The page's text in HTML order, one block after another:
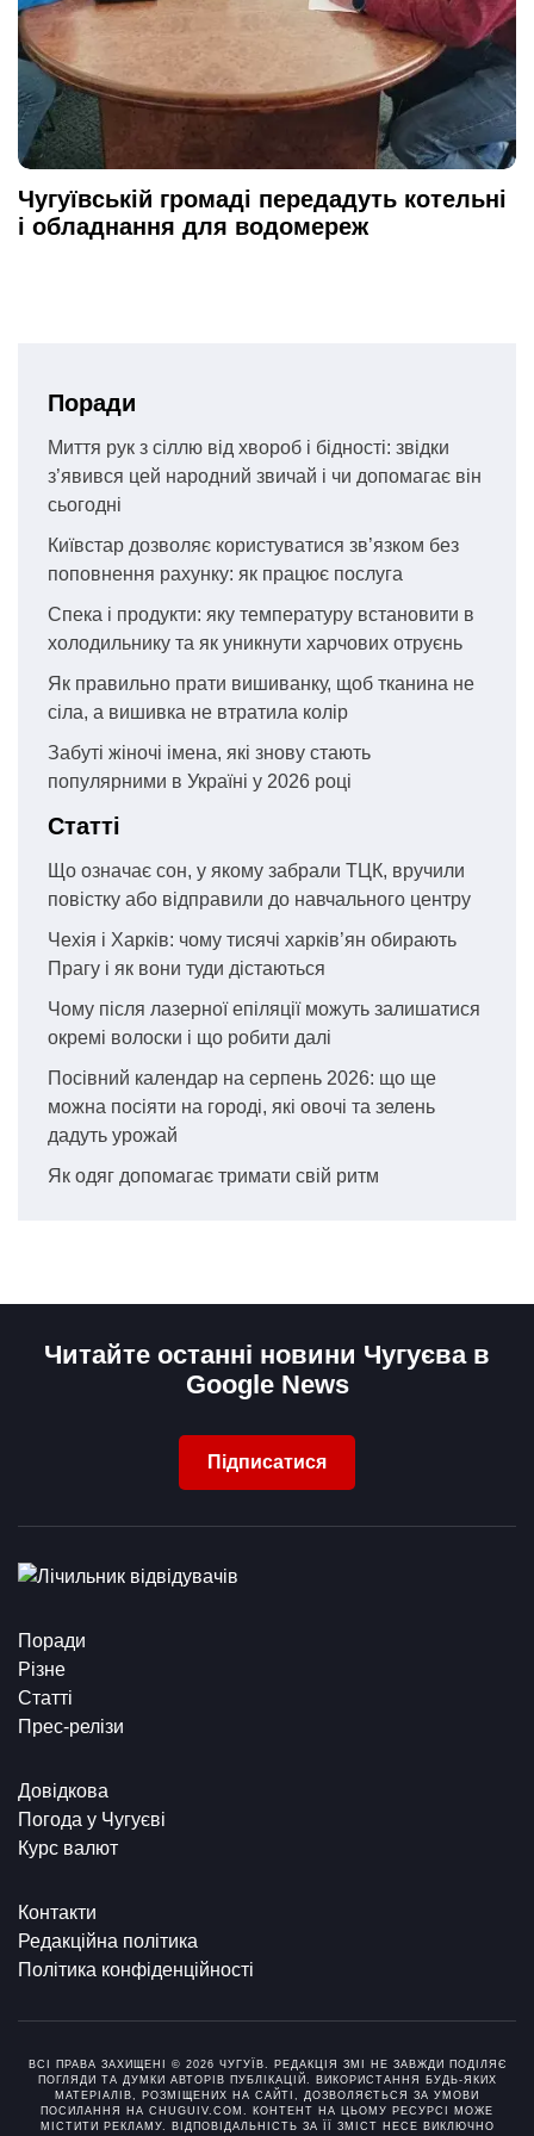
Чугуївській громаді передадуть котельні
і обладнання для водомереж
Поради
Миття рук з сіллю від хвороб і бідності: звідки
з’явився цей народний звичай і чи допомагає він
сьогодні
Київстар дозволяє користуватися зв’язком без
поповнення рахунку: як працює послуга
Спека і продукти: яку температуру встановити в
холодильнику та як уникнути харчових отруєнь
Як правильно прати вишиванку, щоб тканина не
сіла, а вишивка не втратила колір
Забуті жіночі імена, які знову стають
популярними в Україні у 2026 році
Статті
Що означає сон, у якому забрали ТЦК, вручили
повістку або відправили до навчального центру
Чехія і Харків: чому тисячі харків’ян обирають
Прагу і як вони туди дістаються
Чому після лазерної епіляції можуть залишатися
окремі волоски і що робити далі
Посівний календар на серпень 2026: що ще
можна посіяти на городі, які овочі та зелень
дадуть урожай
Як одяг допомагає тримати свій ритм
Читайте останні новини Чугуєва в
Google News
Підписатися
Поради
Різне
Статті
Прес-релізи
Довідкова
Погода у Чугуєві
Курс валют
Контакти
Редакційна політика
Політика конфіденційності
ВСІ ПРАВА ЗАХИЩЕНІ © 2026 ЧУГУЇВ. РЕДАКЦІЯ ЗМІ НЕ ЗАВЖДИ ПОДІЛЯЄ
ПОГЛЯДИ ТА ДУМКИ АВТОРІВ ПУБЛІКАЦІЙ. ВИКОРИСТАННЯ БУДЬ-ЯКИХ
МАТЕРІАЛІВ, РОЗМІЩЕНИХ НА САЙТІ, ДОЗВОЛЯЄТЬСЯ ЗА УМОВИ
ПОСИЛАННЯ НА CHUGUIV.COM. КОНТЕНТ НА ЦЬОМУ РЕСУРСІ МОЖЕ
МІСТИТИ РЕКЛАМУ. ВІДПОВІДАЛЬНІСТЬ ЗА ЇЇ ЗМІСТ НЕСЕ ВИКЛЮЧНО